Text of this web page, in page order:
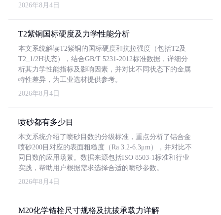
2026年8月4日
T2紫铜国标硬度及力学性能分析
本文系统解读T2紫铜的国标硬度和抗拉强度（包括T2及
T2_1/2H状态），结合GB/T 5231-2012标准数据，详细分
析其力学性能指标及影响因素，并对比不同状态下的金属
特性差异，为工业选材提供参考。
2026年8月4日
喷砂都有多少目
本文系统介绍了喷砂目数的分级标准，重点分析了铝合金
喷砂200目对应的表面粗糙度（Ra 3.2-6.3μm），并对比不
同目数的应用场景。数据来源包括ISO 8503-1标准和行业
实践，帮助用户根据需求选择合适的喷砂参数。
2026年8月4日
M20化学锚栓尺寸规格及抗拔承载力详解